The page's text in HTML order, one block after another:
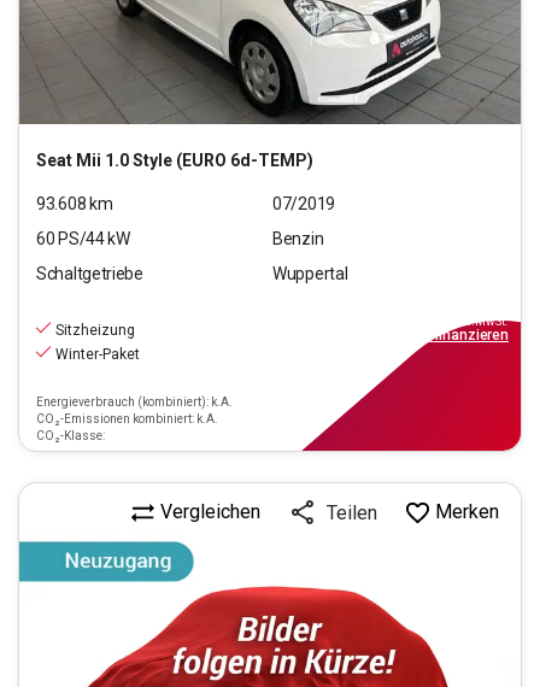
Seat Mii 1.0 Style (EURO 6d-TEMP)
93.608 km
07/2019
60 PS/44kW
Benzin
Schaltgetriebe
Wuppertal
Sitzheizung
Winter-Paket
Energieverbrauch (kombiniert): k.A.
CO₂-Emissionen kombiniert: k.A.
CO₂-Klasse:
inkl.MwSt.
finanzieren
Vergleichen Teilen Merken